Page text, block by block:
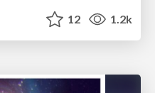
12 1.2k